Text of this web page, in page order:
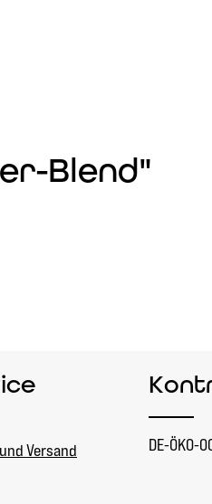
Blend"
Versand DE-ÖKO-